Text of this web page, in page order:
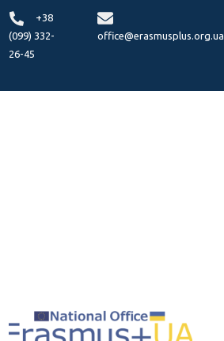
+38
(099) 332-
26-45
office@erasmusplus.org.ua